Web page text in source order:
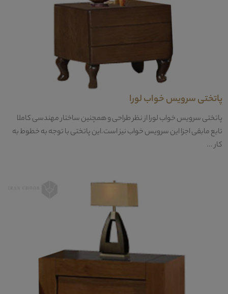
پاتختی سرویس خواب لورا
پاتختی سرویس خواب لورا از نظر طراحی و همچنین ساختار مهندسی کاملا
تابع مابقی اجزا این سرویس خواب نیز است.این پاتختی با توجه به خطوط به
کار ...